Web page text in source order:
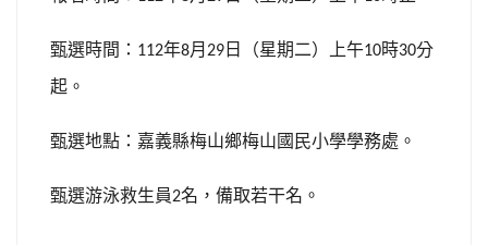
甄選時間： 112年8月 29 日（星期二）上午10時30分
起。
甄選地點：嘉義縣梅山鄉梅山國民小學學務處。
甄選游泳救生員2名，備取若干名。